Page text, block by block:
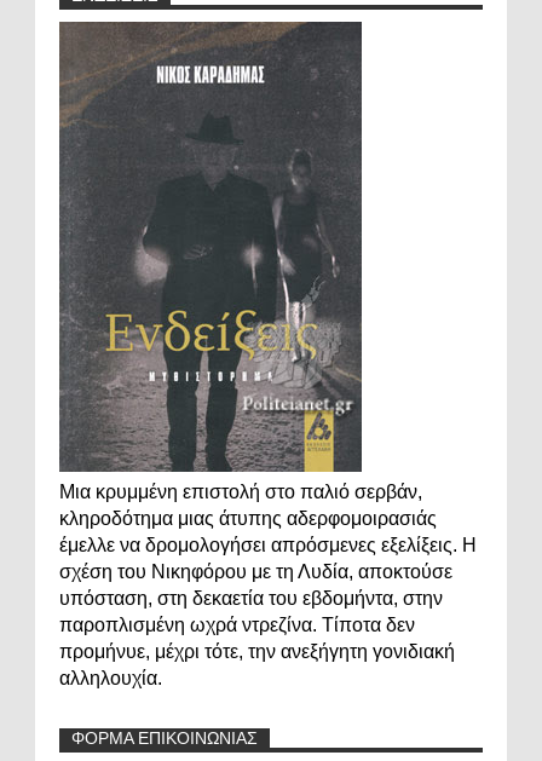
Μια κρυμμένη επιστολή στο παλιό σερβάν,
κληροδότημα μιας άτυπης αδερφομοιρασιάς
έμελλε να δρομολογήσει απρόσμενες εξελίξεις. Η
σχέση του Νικηφόρου με τη Λυδία, αποκτούσε
υπόσταση, στη δεκαετία του εβδομήντα, στην
παροπλισμένη ωχρά ντρεζίνα. Τίποτα δεν
προμήνυε, μέχρι τότε, την ανεξήγητη γονιδιακή
αλληλουχία.
ΦΟΡΜΑ ΕΠΙΚΟΙΝΩΝΙΑΣ